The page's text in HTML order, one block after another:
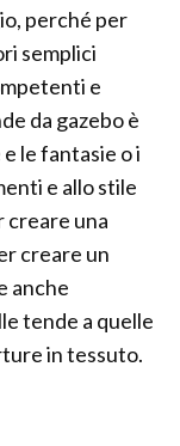
perché per
semplici
e
da gazebo è
le fantasie o i
e allo stile
creare una
creare un
anche
tende a quelle
in tessuto.